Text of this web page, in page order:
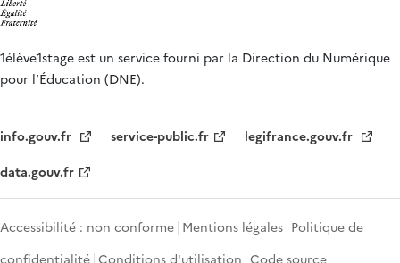
1élève1stage est un service fourni par la Direction du Numérique
pour l’Éducation (DNE).
info.gouv.fr service-public.fr
legifrance.gouv.fr
data.gouv.fr
Accessibilité : non conforme Mentions légales Politique de